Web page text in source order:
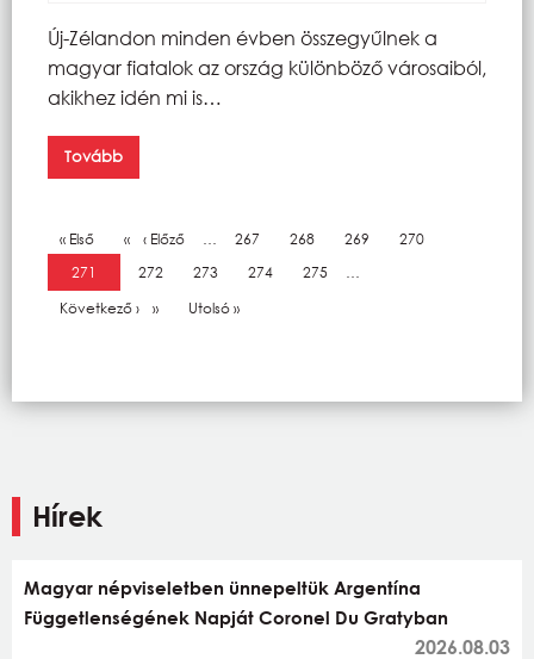
Új-Zélandon minden évben összegyűlnek a
magyar fiatalok az ország különböző városaiból,
akikhez idén mi is…
Tovább
Oldalszámozás
Első oldal
« Első Előző oldal
‹ Előző … Oldal
267 Oldal
268 Oldal
269 Oldal
270
Jelenlegi oldal
271 Oldal
272 Oldal
273 Oldal
274 Oldal
275
…
Következő oldal
Következő › Utolsó oldal
Utolsó »
Hírek
Magyar népviseletben ünnepeltük Argentína
Függetlenségének Napját Coronel Du Gratyban
2026.08.03